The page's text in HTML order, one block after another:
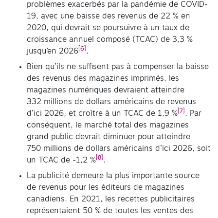
problèmes exacerbés par la pandémie de COVID-
19, avec une baisse des revenus de 22 % en
2020, qui devrait se poursuivre à un taux de
croissance annuel composé (TCAC) de 3,3 %
jusqu’en 2026 [6] .
Bien qu’ils ne suffisent pas à compenser la baisse
des revenus des magazines imprimés, les
magazines numériques devraient atteindre
332 millions de dollars américains de revenus
d’ici 2026, et croître à un TCAC de 1,9 % [7] . Par
conséquent, le marché total des magazines
grand public devrait diminuer pour atteindre
750 millions de dollars américains d’ici 2026, soit
un TCAC de -1,2 % [8] .
La publicité demeure la plus importante source
de revenus pour les éditeurs de magazines
canadiens. En 2021, les recettes publicitaires
représentaient 50 % de toutes les ventes des